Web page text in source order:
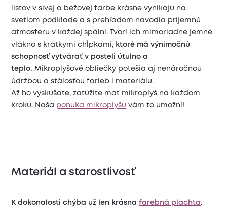
listov v sivej a béžovej farbe krásne vynikajú na
svetlom podklade a s prehľadom navodia príjemnú
atmosféru v každej spálni. Tvorí ich mimoriadne jemné
vlákno s krátkymi chĺpkami, ktoré má výnimočnú
schopnosť vytvárať v posteli útulno a
teplo. Mikroplyšové obliečky potešia aj nenáročnou
údržbou a stálosťou farieb i materiálu.
Až ho vyskúšate, zatúžite mať mikroplyš na každom
kroku. Naša
ponuka mikroplyšu vám to umožní!
Materiál a starostlivosť
K dokonalosti chýba už len krásnafarebná plachta.